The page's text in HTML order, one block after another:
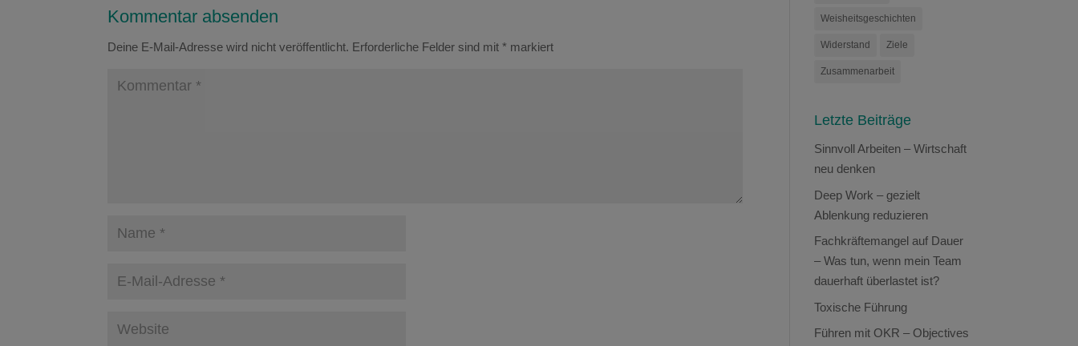
Kommentar absenden
Deine E-Mail-Adresse wird nicht veröffentlicht. Erforderliche Felder sind mit* markiert
Weisheitsgeschichten
Widerstand Ziele
Zusammenarbeit
Letzte Beiträge
Sinnvoll Arbeiten – Wirtschaft
neu denken
Deep Work – gezielt
Ablenkung reduzieren
Fachkräftemangel auf Dauer
– Was tun, wenn mein Team
dauerhaft überlastet ist?
Toxische Führung
Führen mit OKR – Objectives